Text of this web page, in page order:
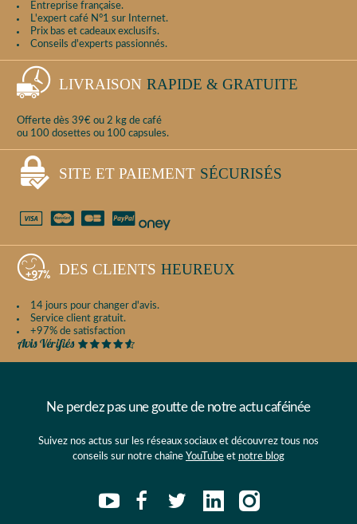
Entreprise française.
L'expert café N°1 sur Internet.
Prix bas et cadeaux exclusifs.
Conseils d'experts passionnés.
LIVRAISON RAPIDE & GRATUITE
Offerte dès 39€ ou 2 kg de café
ou 100 dosettes ou 100 capsules.
SITE ET PAIEMENT SÉCURISÉS
DES CLIENTS HEUREUX
14 jours pour changer d'avis.
Service client gratuit.
+97% de satisfaction
Ne perdez pas une goutte de notre actu caféinée
Suivez nos actus sur les réseaux sociaux et découvrez tous nos
conseils sur notre chaîne YouTube et notre blog